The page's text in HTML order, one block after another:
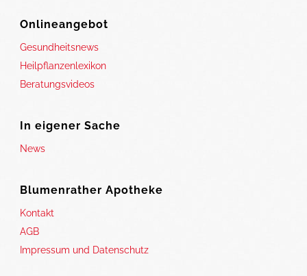
Onlineangebot
Gesundheitsnews
Heilpflanzenlexikon
Beratungsvideos
In eigener Sache
News
Blumenrather Apotheke
Kontakt
AGB
Impressum und Datenschutz